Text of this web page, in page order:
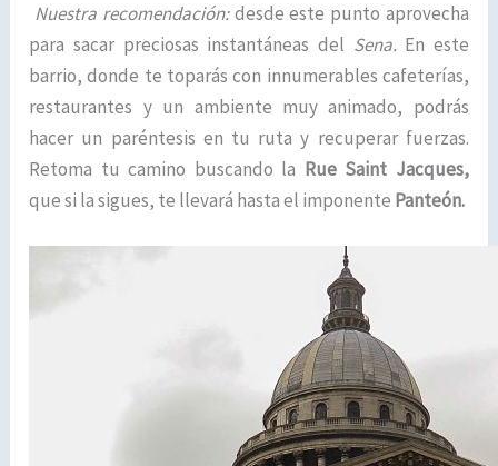
Nuestra recomendación:desde este punto aprovecha
para sacar preciosas instantáneas del Sena. En este
barrio, donde te toparás con innumerables cafeterías,
restaurantes y un ambiente muy animado, podrás
hacer un paréntesis en tu ruta y recuperar fuerzas.
Retoma tu camino buscando la Rue Saint Jacques,
que si la sigues, te llevará hasta el imponente Panteón.